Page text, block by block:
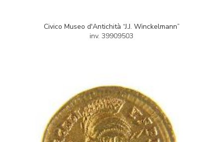
Civico Museo d'Antichità “J.J. Winckelmann”
inv. 39909503